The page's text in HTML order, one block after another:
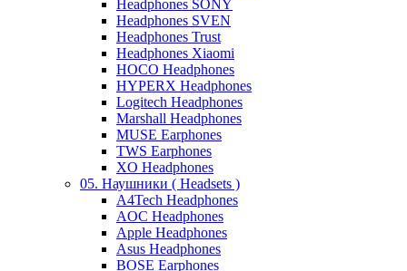
Headphones SONY
Headphones SVEN
Headphones Trust
Headphones Xiaomi
HOCO Headphones
HYPERX Headphones
Logitech Headphones
Marshall Headphones
MUSE Earphones
TWS Earphones
XO Headphones
05. Наушники ( Headsets )
A4Tech Headphones
AOC Headphones
Apple Headphones
Asus Headphones
BOSE Earphones